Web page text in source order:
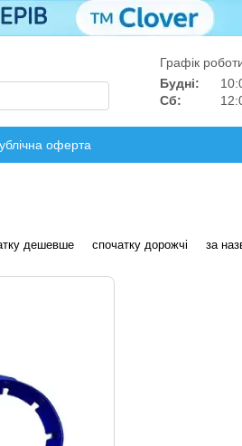
Графік
Будні:
Сб:
оферта
дешевше спочатку дорожчі за